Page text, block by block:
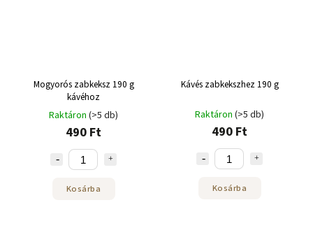
Mogyorós zabkeksz 190 g
kávéhoz
Raktáron (>5 db)
490 Ft
Kosárba
Kávés zabkekszhez 190 g
Raktáron (>5 db)
490 Ft
Kosárba